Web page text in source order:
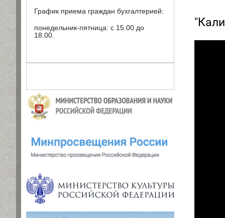
График приема граждан бухгалтерией:
понедельник-пятница: с 15.00 до
18.00.